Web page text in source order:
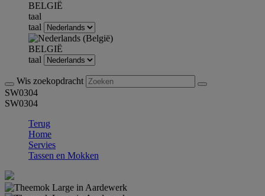
BELGIË
taal
taal
BELGIË
taal
Wis zoekopdracht
SW0304
SW0304
Terug
Home
Servies
Tassen en Mokken